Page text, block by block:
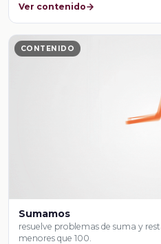
Ver contenido
CONTENIDO
Sumamos
resuelve problemas de suma y
menores que 100.